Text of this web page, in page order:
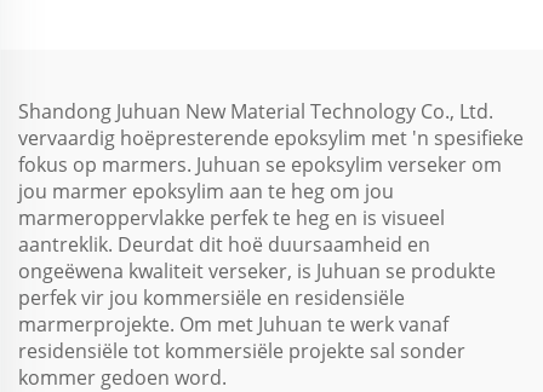
Shandong Juhuan New Material Technology Co., Ltd.
vervaardig hoëpresterende epoksylim met 'n spesifieke
fokus op marmers. Juhuan se epoksylim verseker om
jou marmer epoksylim aan te heg om jou
marmeroppervlakke perfek te heg en is visueel
aantreklik. Deurdat dit hoë duursaamheid en
ongeëwena kwaliteit verseker, is Juhuan se produkte
perfek vir jou kommersiële en residensiële
marmerprojekte. Om met Juhuan te werk vanaf
residensiële tot kommersiële projekte sal sonder
kommer gedoen word.